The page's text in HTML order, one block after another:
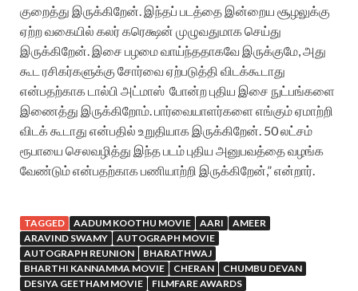
குறைத்து இருக்கிறேன். இந்தப் படத்தை இன்றைய சூழலுக்கு
ஏற்ற வகையில் கலர் கரெக்ஷன் முழுவதுமாக செய்து
இருக்கிறேன். இசை பழமை வாய்ந்ததாகவே இருக்குமே, அது
கூட ரசிகர்களுக்கு சோர்வை ஏற்படுத்தி விடக்கூடாது
என்பதற்காக டால்பி அட்மாஸ் போன்ற புதிய இசை நுட்பங்களை
இணைத்து இருக்கிறோம். பார்வையாளர்களை எங்கும் ஏமாற்றி
விடக் கூடாது என்பதில் உறுதியாக இருக்கிறேன். 50 லட்சம்
ரூபாயை செலவழித்து இந்த படம் புதிய அனுபவத்தை வழங்க
வேண்டும் என்பதற்காக பணியாற்றி இருக்கிறேன்,” என்றார்.
TAGGED AADUM KOOTHU MOVIE AARI
AMEER
ARAVIND SWAMY
AUTOGRAPH MOVIE
AUTOGRAPH REUNION
BHARATHWAJ
BHARTHI KANNAMMA MOVIE
CHERAN
CHUMBU DEVAN
DESIYA GEETHAM MOVIE
FILMFARE AWARDS